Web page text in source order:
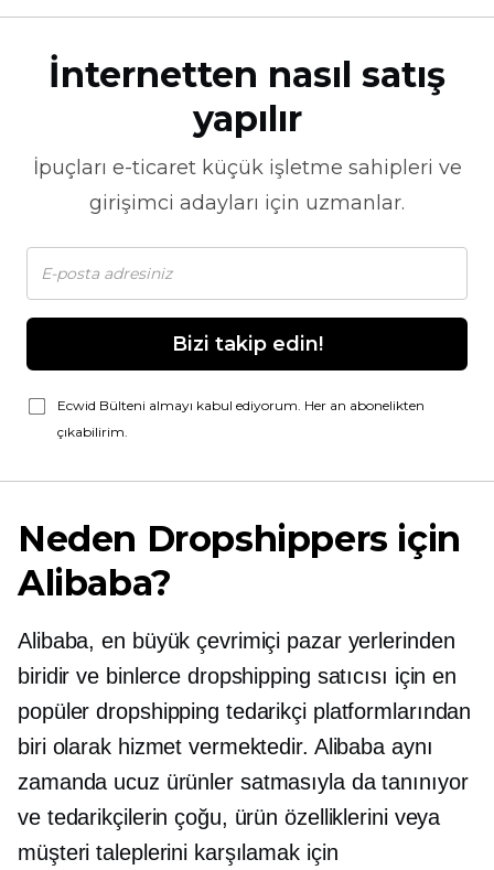
İnternetten nasıl satış
yapılır
İpuçları e-ticaretküçük işletme sahipleri ve
girişimci adayları için uzmanlar.
Bizi takip edin!
Ecwid Bülteni almayı kabul ediyorum. Her an abonelikten
çıkabilirim.
Neden Dropshippers için
Alibaba?
Alibaba, en büyük çevrimiçi pazar yerlerinden
biridir ve binlerce dropshipping satıcısı için en
popüler dropshipping tedarikçi platformlarından
biri olarak hizmet vermektedir. Alibaba aynı
zamanda ucuz ürünler satmasıyla da tanınıyor
ve tedarikçilerin çoğu, ürün özelliklerini veya
müşteri taleplerini karşılamak için